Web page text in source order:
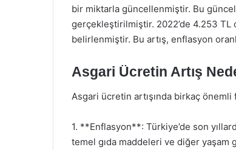
bir miktarla güncellenmiştir. Bu
gerçekleştirilmiştir. 2022’de 4.253 TL
belirlenmiştir. Bu artış, enflasyon
Asgari Ücretin Artış
Asgari ücretin artışında birkaç önemli
1. **Enflasyon**: Türkiye’de son
temel gıda maddeleri ve diğer yaşam